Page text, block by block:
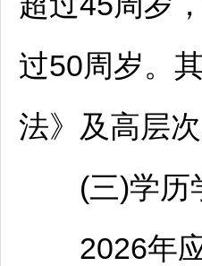
过50周岁。
法》及高层
(三)学历
2026年应